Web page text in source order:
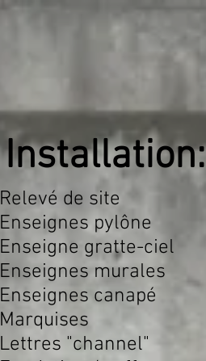
Installation:
Relevé de site
Enseignes pylône
Enseigne gratte-ciel
Enseignes murales
Enseignes canapé
Marquises
Lettres "channel"